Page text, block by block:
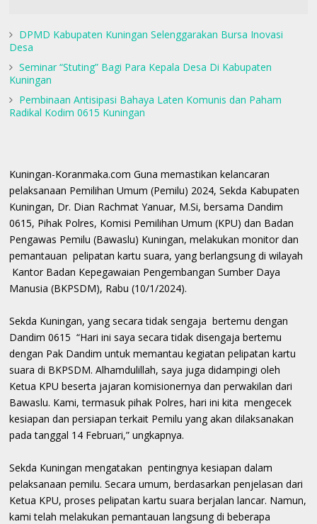
DPMD Kabupaten Kuningan Selenggarakan Bursa Inovasi
Desa
Seminar “Stuting” Bagi Para Kepala Desa Di Kabupaten
Kuningan
Pembinaan Antisipasi Bahaya Laten Komunis dan Paham
Radikal Kodim 0615 Kuningan
Kuningan-Koranmaka.com Guna memastikan kelancaran
pelaksanaan Pemilihan Umum (Pemilu) 2024, Sekda Kabupaten
Kuningan, Dr. Dian Rachmat Yanuar, M.Si, bersama Dandim
0615, Pihak Polres, Komisi Pemilihan Umum (KPU) dan Badan
Pengawas Pemilu (Bawaslu) Kuningan, melakukan monitor dan
pemantauan pelipatan kartu suara, yang berlangsung di wilayah
Kantor Badan Kepegawaian Pengembangan Sumber Daya
Manusia (BKPSDM), Rabu (10/1/2024).
Sekda Kuningan, yang secara tidak sengaja bertemu dengan
Dandim 0615 “Hari ini saya secara tidak disengaja bertemu
dengan Pak Dandim untuk memantau kegiatan pelipatan kartu
suara di BKPSDM. Alhamdulillah, saya juga didampingi oleh
Ketua KPU beserta jajaran komisionernya dan perwakilan dari
Bawaslu. Kami, termasuk pihak Polres, hari ini kita mengecek
kesiapan dan persiapan terkait Pemilu yang akan dilaksanakan
pada tanggal 14 Februari,” ungkapnya.
Sekda Kuningan mengatakan pentingnya kesiapan dalam
pelaksanaan pemilu. Secara umum, berdasarkan penjelasan dari
Ketua KPU, proses pelipatan kartu suara berjalan lancar. Namun,
kami telah melakukan pemantauan langsung di beberapa